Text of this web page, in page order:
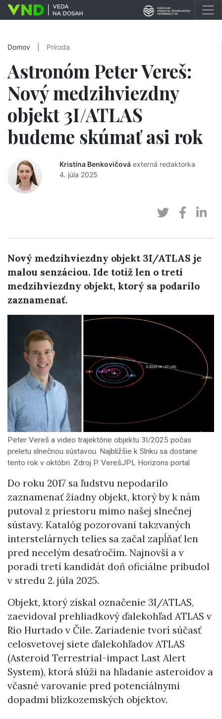
Domov Príroda
Astronóm Peter Vereš:
Nový medzihviezdny
objekt 3I/ATLAS
budeme skúmať asi rok
Kristína Benkovičová externá redaktorka
4. júla 2025
Nový medzihviezdny objekt 3I/ATLAS je
malou senzáciou. Ide totiž len o tretí
medzihviezdny objekt, ktorý sa podarilo
zaznamenať.
Peter Vereš a video trajektórie objektu 3I/2025 počas
preletu slnečnou sústavou. Najbližšie k Slnku sa dostane
tento rok v októbri. Zdroj P. VerešJPL Horizons portal
Do roku 2017 sa ľudstvu nepodarilo
zaznamenať žiadny objekt, ktorý by k nám
putoval z priestoru mimo našej slnečnej
sústavy. Katalóg pozorovaní takzvaných
interstelárnych telies sa začal zapĺňať len
pred necelým desaťročím. Najnovší a v
poradí tretí kandidát doň oficiálne pribudol
v stredu 2. júla 2025.
Objekt, ktorý získal označenie 3I/ATLAS,
zaevidoval prehliadkový ďalekohľad ATLAS v
Río Hurtado v Čile. Zariadenie tvorí súčasť
celosvetovej siete ďalekohľadov ATLAS
(Asteroid Terrestrial-impact Last Alert
System), ktorá slúži na hľadanie asteroidov a
včasné varovanie pred potenciálnymi
dopadmi blízkozemských objektov.